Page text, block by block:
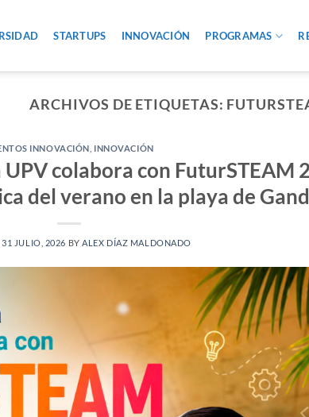
STARTUPS INNOVACIÓN PROGRAMAS
ARCHIVOS DE ETIQUETAS:
INNOVACIÓN INNOVACIÓN
UPV colabora con FuturSTEAM
del verano en la playa de
31 JULIO, 2026 BYALEX DÍAZ MALDONADO